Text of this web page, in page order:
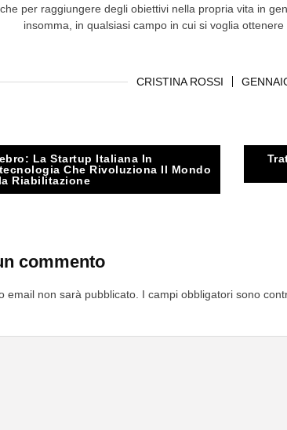
CRISTINA ROSSI
per raggiungere degli obiettivi nella propria vita in
insomma, in qualsiasi campo in cui si voglia
La Startup Italiana In
Che Rivoluziona Il Mondo
Riabilitazione
commento
email non sarà pubblicato. I campi obbligatori sono